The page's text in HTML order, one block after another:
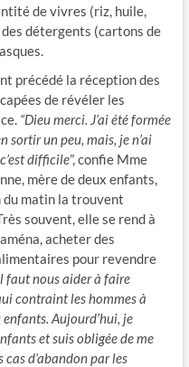
de vivres (riz, huile,
détergents (cartons de
précédé la réception des
de révéler les
“Dieu merci. J’ai été formée
sortir un peu, mais, je n’ai
difficile”, confie Mme
mère de deux enfants,
du matin la trouvent
souvent, elle se rend à
acheter des
pour revendre
faut nous aider à faire
contraint les hommes à
enfants. Aujourd’hui, je
et suis obligée de me
d’abandon par les